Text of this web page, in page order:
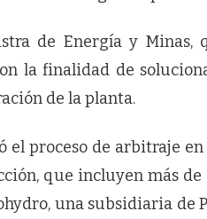
de Energía y Minas,
la finalidad de
de la planta.
el proceso de arbitraje en
que incluyen más de
una subsidiaria de